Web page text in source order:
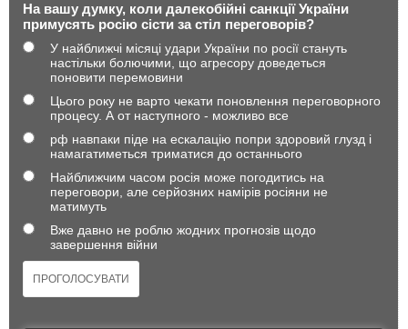
На вашу думку, коли далекобійні санкції України
примусять росію сісти за стіл переговорів?
У найближчі місяці удари України по росії стануть
настільки болючими, що агресору доведеться
поновити перемовини
Цього року не варто чекати поновлення переговорного
процесу. А от наступного - можливо все
рф навпаки піде на ескалацію попри здоровий глузд і
намагатиметься триматися до останнього
Найближчим часом росія може погодитись на
переговори, але серйозних намірів росіяни не
матимуть
Вже давно не роблю жодних прогнозів щодо
завершення війни